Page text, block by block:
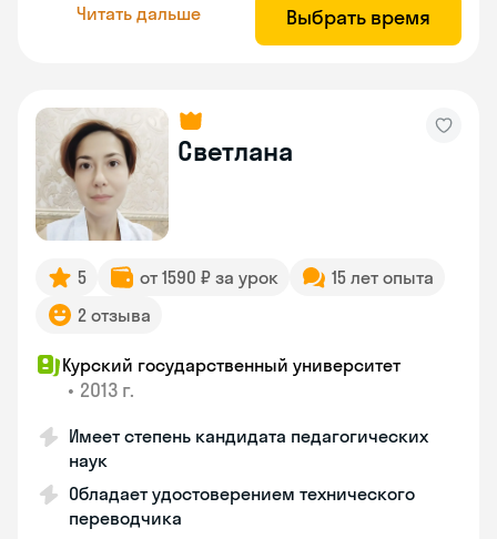
Читать дальше Выбрать время
Светлана
5 от 1590 ₽ за урок
15 лет опыта
2 отзыва
Курский государственный университет
• 2013 г.
Имеет степень кандидата педагогических
наук
Обладает удостоверением технического
переводчика